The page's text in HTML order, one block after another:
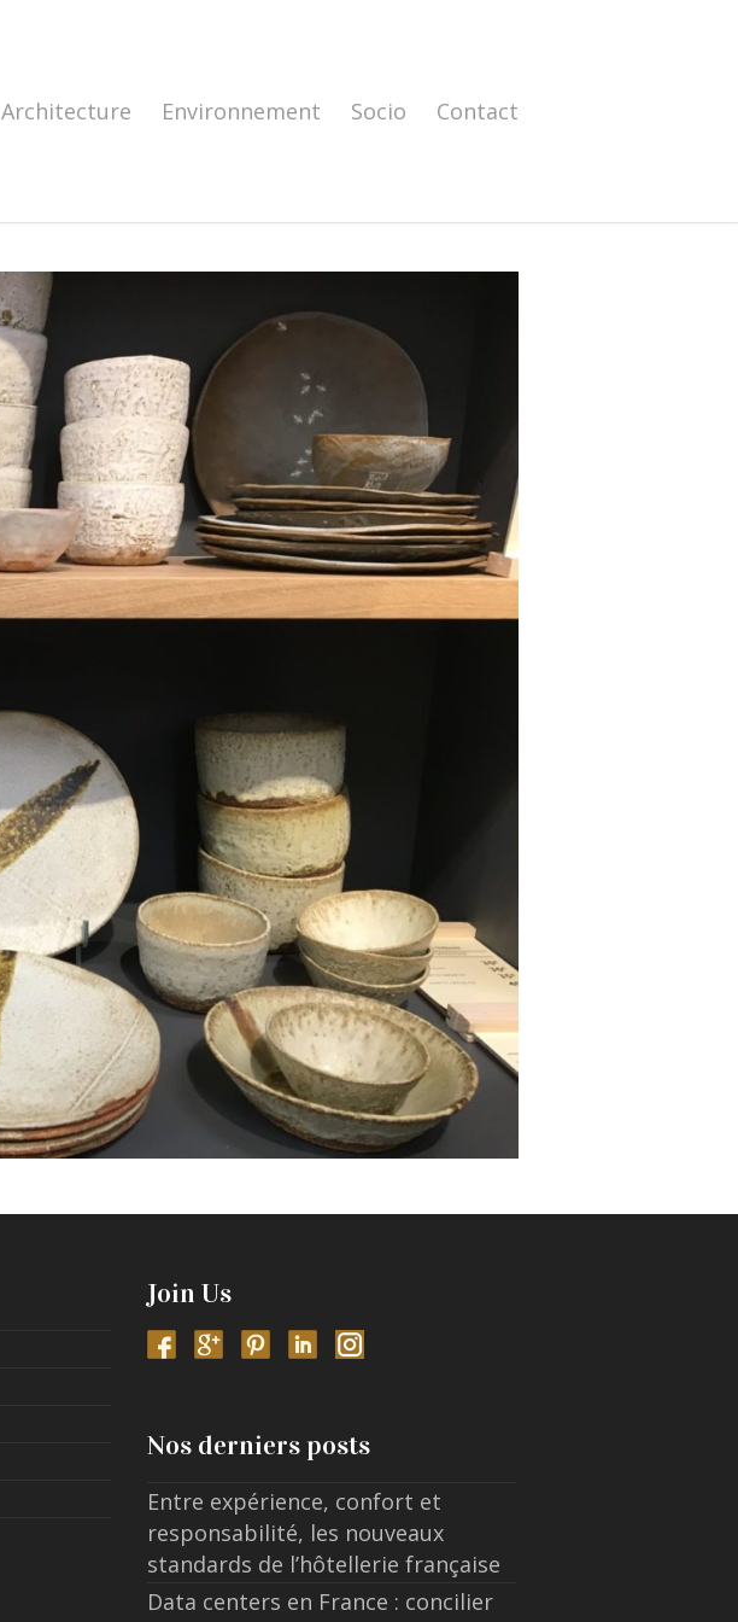
Architecture Environnement Socio Contact
Join Us
Nos derniers posts
Entre expérience, confort et
responsabilité, les nouveaux
standards de l’hôtellerie française
Data centers en France : concilier